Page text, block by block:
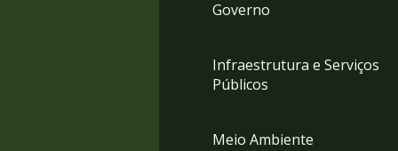
Governo
Infraestrutura e Serviços
Públicos
Meio Ambiente